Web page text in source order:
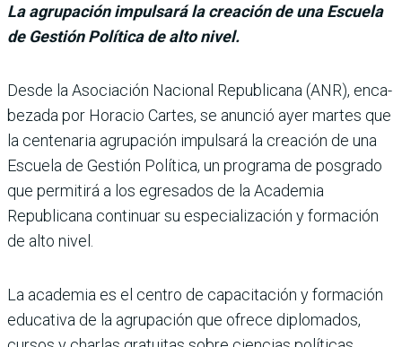
La agrupación impulsará la creación de una Escuela
de Gestión Política de alto nivel.
Desde la Asociación Nacio­nal Republicana (ANR), enca­
bezada por Horacio Cartes, se anunció ayer martes que
la centenaria agrupación impulsará la creación de una
Escuela de Gestión Política, un programa de posgrado
que permitirá a los egresados de la Academia
Republicana conti­nuar su especialización y for­mación
de alto nivel.
La academia es el centro de capacitación y formación
edu­cativa de la agrupación que ofrece diplomados,